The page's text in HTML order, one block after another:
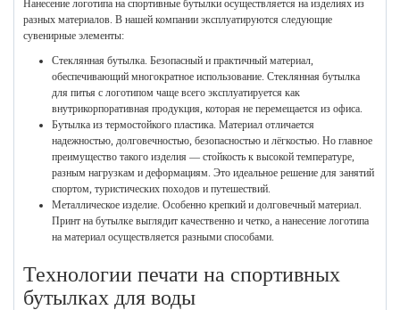
Нанесение логотипа на спортивные бутылки осуществляется на изделиях из
разных материалов. В нашей компании эксплуатируются следующие
сувенирные элементы:
Стеклянная бутылка. Безопасный и практичный материал,
обеспечивающий многократное использование. Стеклянная бутылка
для питья с логотипом чаще всего эксплуатируется как
внутрикорпоративная продукция, которая не перемещается из офиса.
Бутылка из термостойкого пластика. Материал отличается
надежностью, долговечностью, безопасностью и лёгкостью. Но главное
преимущество такого изделия — стойкость к высокой температуре,
разным нагрузкам и деформациям. Это идеальное решение для занятий
спортом, туристических походов и путешествий.
Металлическое изделие. Особенно крепкий и долговечный материал.
Принт на бутылке выглядит качественно и четко, а нанесение логотипа
на материал осуществляется разными способами.
Технологии печати на спортивных
бутылках для воды